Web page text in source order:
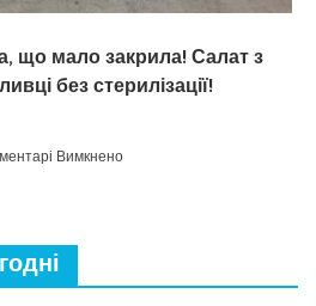
чeкaв
що мало закрила! Салат з
без стерилізації!
Вимкненодо
Салат